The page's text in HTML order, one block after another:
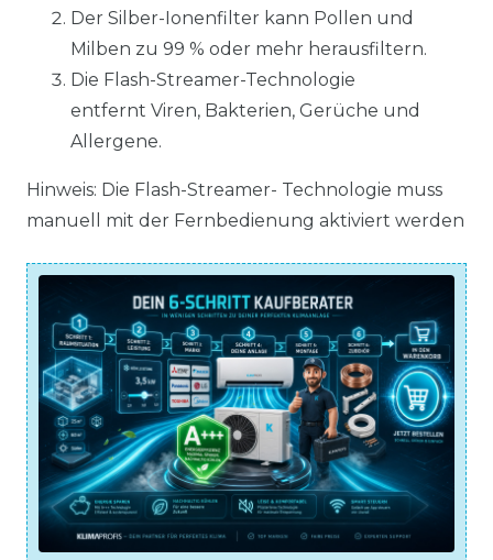
Der Silber-Ionenfilter kann Pollen und
Milben zu 99 % oder mehr herausfiltern.
Die Flash-Streamer-Technologie
entfernt Viren, Bakterien, Gerüche und
Allergene.
Hinweis: Die Flash-Streamer- Technologie muss
manuell mit der Fernbedienung aktiviert werden